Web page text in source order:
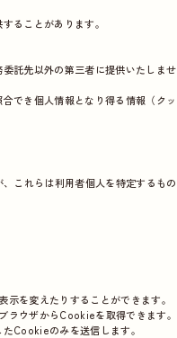
ることがあります。
託先以外の第三者に提供いたしま
でき個人情報となり得る情報（ク
これらは利用者個人を特定するも
を変えたりすることができます。
ウザからCookieを取得できます。
Cookieのみを送信します。